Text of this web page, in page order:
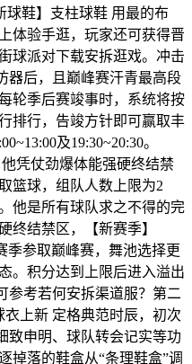
球鞋】支柱球鞋 用最的布
体验手逛，玩家还可获得晋
球派对下载安拆逛戏。冲击
器后，且巅峰赛汗青最高段
轮季后赛竣事时，系统将按
排行，告竣方针即可赢取丰
及19:30~20:30。
凭仗劲爆体能强硬终结禁
篮球，组队人数上限为2
他是所有球队求之不得的完
终结禁区，【新赛季】
季参取巅峰赛，舞池选择更
。积分达到上限后进入溢出
参考若何安拆渠道服？第二
上新 定格典范时辰，初次
致申明、球队转会记实等功
掉落的鞋盒从“条理鞋盒”调